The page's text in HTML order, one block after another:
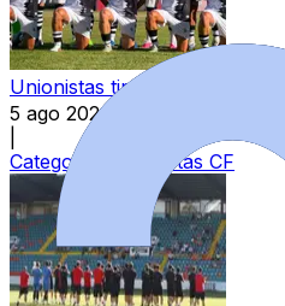
Unionistas tira de eficacia en
5 ago 2026
Categoría:
Unionistas CF